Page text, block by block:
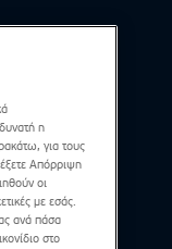
η
για τους
Απόρριψη
οι
με εσάς.
ανά πάσα
στο